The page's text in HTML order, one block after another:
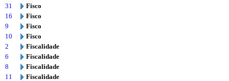
31
Fisco
16
Fisco
9
Fisco
10
Fisco
2
Fiscalidade
6
Fiscalidade
8
Fiscalidade
11
Fiscalidade